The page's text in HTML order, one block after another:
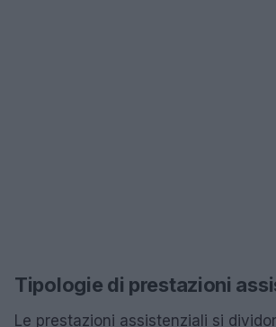
Tipologie di prestazioni
Le prestazioni assistenziali si